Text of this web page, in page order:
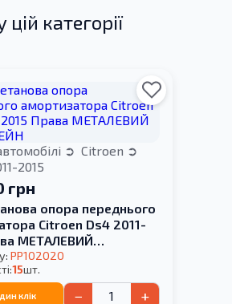
категорії
Citroen
2015
грн
опора переднього
Citroen Ds4 2011-
МЕТАЛЕВИЙ
PP102020
15шт.
клік − +